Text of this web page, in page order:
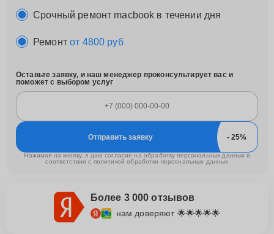
Срочный ремонт macbook в течении дня
Ремонтот 4800 руб
Оставьте заявку, и наш менеджер проконсультирует вас и
поможет с выбором услуг
Отправить заявку
Нажимая на кнопку, я даю согласие на обработку персональных данных в
соответствии с политикой обработки персональных данных
Более 3 000 отзывов
нам доверяют 🌟🌟🌟🌟🌟